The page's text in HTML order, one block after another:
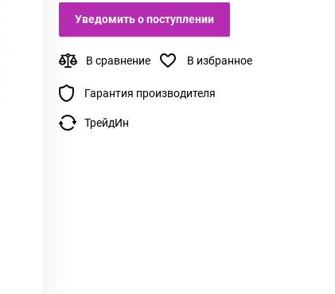
Уведомить о поступлении
В сравнение В избранное
Гарантия производителя
ТрейдИн